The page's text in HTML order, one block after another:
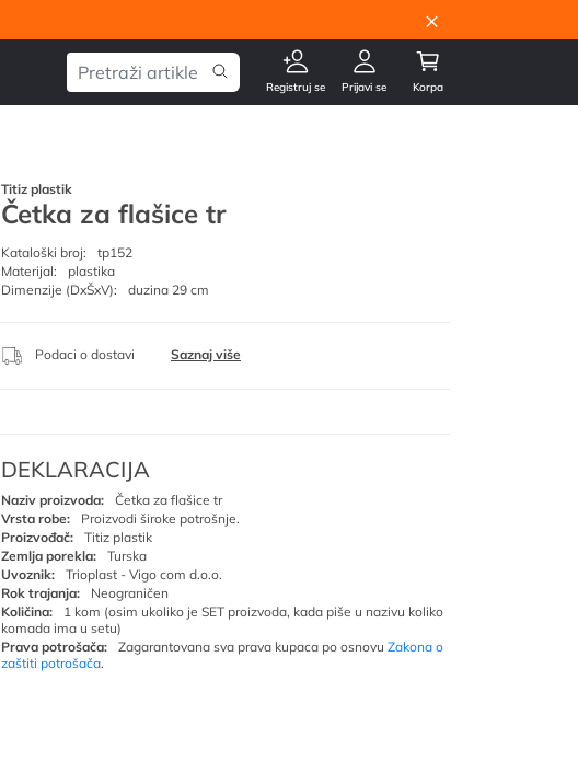
×
Registruj se Prijavi se Korpa
Titiz plastik
Četka za flašice tr
Kataloški broj:
tp152
Materijal:
plastika
Dimenzije (DxŠxV):
duzina 29 cm
Podaci o dostavi Saznaj više
DEKLARACIJA
Naziv proizvoda:
Četka za flašice tr
Vrsta robe:
Proizvodi široke potrošnje.
Proizvođač:
Titiz plastik
Zemlja porekla:
Turska
Uvoznik:
Trioplast - Vigo com d.o.o.
Rok trajanja:
Neograničen
Količina:
1 kom (osim ukoliko je SET proizvoda, kada piše u nazivu koliko
komada ima u setu)
Prava potrošača:
Zagarantovana sva prava kupaca po osnovu Zakona o
zaštiti potrošača.